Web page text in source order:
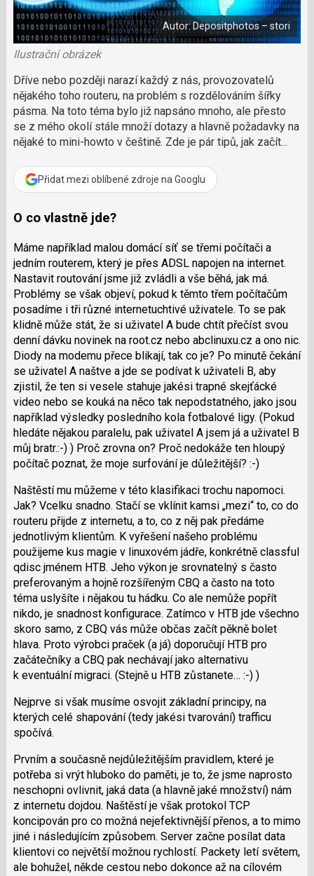
n
e
k
P
d
p
o
ř
k
i
b
o
o
k
X
Autor: Depositphotos – stori
Ilustrační obrázek
Dříve nebo později narazí každý z nás, provozovatelů
nějakého toho routeru, na problém s rozdělováním šířky
pásma. Na toto téma bylo již napsáno mnoho, ale přesto
se z mého okolí stále množí dotazy a hlavně požadavky na
nějaké to mini-howto v češtině. Zde je pár tipů, jak začít...
Přidat mezi oblíbené zdroje na Googlu
O co vlastně jde?
Máme například malou domácí síť se třemi počítači a
jedním routerem, který je přes ADSL napojen na internet.
Nastavit routování jsme již zvládli a vše běhá, jak má.
Problémy se však objeví, pokud k těmto třem počítačům
posadíme i tři různé internetuchtivé uživatele. To se pak
klidně může stát, že si uživatel A bude chtít přečíst svou
denní dávku novinek na root.cz nebo abclinuxu.cz a ono nic.
Diody na modemu přece blikají, tak co je? Po minutě čekání
se uživatel A naštve a jde se podívat k uživateli B, aby
zjistil, že ten si vesele stahuje jakési trapné skejťácké
video nebo se kouká na něco tak nepodstatného, jako jsou
například výsledky posledního kola fotbalové ligy. (Pokud
hledáte nějakou paralelu, pak uživatel A jsem já a uživatel B
můj bratr.:-) ) Proč zrovna on? Proč nedokáže ten hloupý
počítač poznat, že moje surfování je důležitější? :-)
Naštěstí mu můžeme v této klasifikaci trochu napomoci.
Jak? Vcelku snadno. Stačí se vklínit kamsi „mezi“ to, co do
routeru přijde z internetu, a to, co z něj pak předáme
jednotlivým klientům. K vyřešení našeho problému
použijeme kus magie v linuxovém jádře, konkrétně classful
qdisc jménem HTB. Jeho výkon je srovnatelný s často
preferovaným a hojně rozšířeným CBQ a často na toto
téma uslyšíte i nějakou tu hádku. Co ale nemůže popřít
nikdo, je snadnost konfigurace. Zatímco v HTB jde všechno
skoro samo, z CBQ vás může občas začít pěkně bolet
hlava. Proto výrobci praček (a já) doporučují HTB pro
začátečníky a CBQ pak nechávají jako alternativu
k eventuální migraci. (Stejně u HTB zůstanete… :-) )
Nejprve si však musíme osvojit základní principy, na
kterých celé shapování (tedy jakési tvarování) trafficu
spočívá.
Prvním a současně nejdůležitějším pravidlem, které je
potřeba si vrýt hluboko do paměti, je to, že jsme naprosto
neschopni ovlivnit, jaká data (a hlavně jaké množství) nám
z internetu dojdou. Naštěstí je však protokol TCP
koncipován pro co možná nejefektivnější přenos, a to mimo
jiné i následujícím způsobem. Server začne posílat data
klientovi co největší možnou rychlostí. Packety letí světem,
ale bohužel, někde cestou nebo dokonce až na cílovém